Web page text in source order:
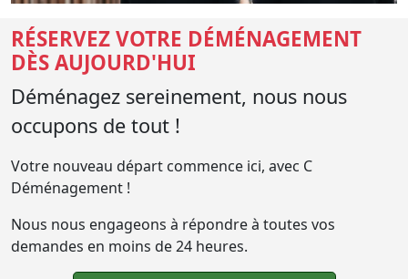
RÉSERVEZ VOTRE DÉMÉNAGEMENT
DÈS AUJOURD'HUI
Déménagez sereinement, nous nous
occupons de tout !
Votre nouveau départ commence ici, avec C
Déménagement !
Nous nous engageons à répondre à toutes vos
demandes en moins de 24 heures.